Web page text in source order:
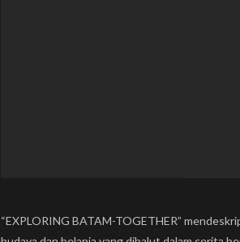
“EXPLORING BATAM-TOGETHER”